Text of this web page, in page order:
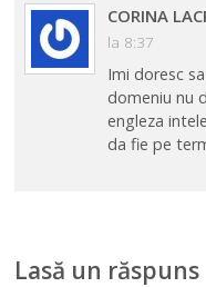
CORINA
la 8:37
Imi doresc
domeniu nu
engleza
da fie pe
Lasă un răspuns